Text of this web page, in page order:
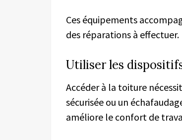
Ces équipements
des réparations à effectuer.
Utiliser les dispositifs
Accéder à la toiture
sécurisée ou un
améliore le confort de